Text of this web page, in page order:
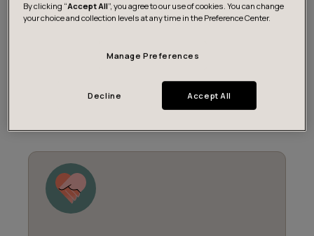
Tämä podcast-jakso tarjoaa syvällisen näkemyksen
energian alaan, ja kuinka Ilmatar käyttää dataa
By clicking “Accept All”, you agree to our use of cookies. You can change
your choice and collection levels at any time in the Preference Center.
Manage Preferences
Decline Accept All